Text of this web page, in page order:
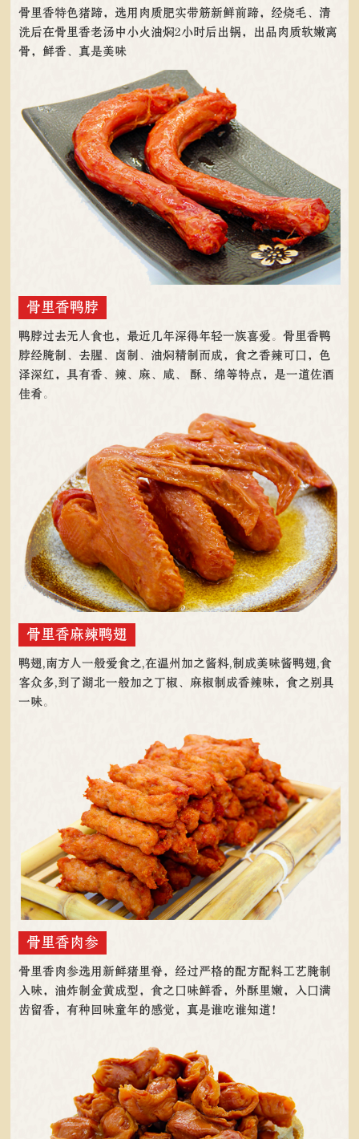
骨里香特色猪蹄，选用肉质肥实带筋新鲜前蹄，经烧毛、清
洗后在骨里香老汤中小火油焖2小时后出锅，出品肉质软嫩离
骨，鲜香、真是美味
骨里香鸭脖
鸭脖过去无人食也，最近几年深得年轻一族喜爱。骨里香鸭
脖经腌制、去腥、卤制、油焖精制而成，食之香辣可口，色
泽深红，具有香、辣、麻、咸、 酥、绵等特点，是一道佐酒
佳肴。
骨里香麻辣鸭翅
鸭翅,南方人一般爱食之,在温州加之酱料,制成美味酱鸭翅,食
客众多,到了湖北一般加之丁椒、麻椒制成香辣味，食之别具
一味。
骨里香肉参
骨里香肉参选用新鲜猪里脊，经过严格的配方配料工艺腌制
入味，油炸制金黄成型，食之口味鲜香，外酥里嫩，入口满
齿留香，有种回味童年的感觉，真是谁吃谁知道！